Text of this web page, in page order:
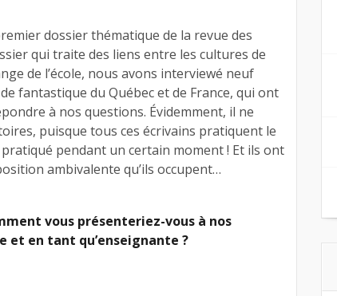
dossier thématique de la revue des
qui traite des liens entre les cultures de
de l’école, nous avons interviewé neuf
fantastique du Québec et de France, qui ont
à nos questions. Évidemment, il ne
puisque tous ces écrivains pratiquent le
pendant un certain moment ! Et ils ont
ambivalente qu’ils occupent…
vous présenteriez-vous à nos
et en tant qu’enseignante ?